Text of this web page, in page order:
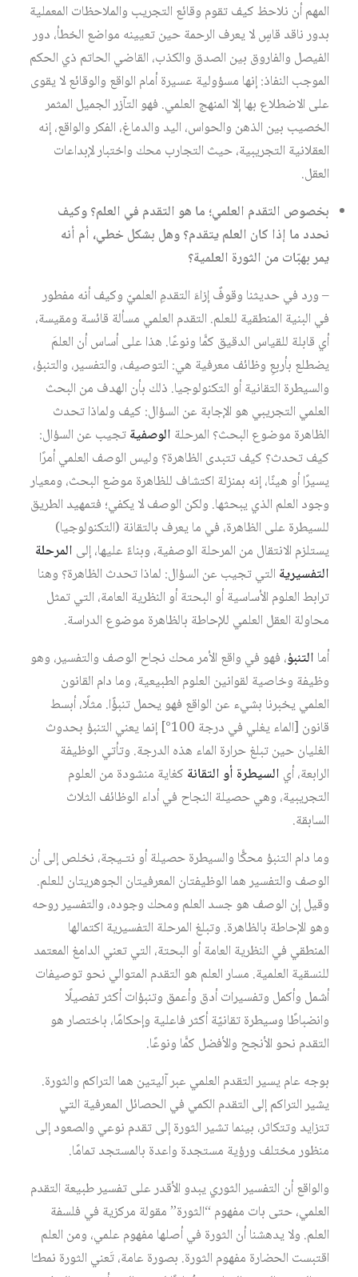
المهم أن نلاحظ كيف تقوم وقائع التجريب والملاحظات المعملية
بدور ناقد قاسٍ لا يعرف الرحمة حين تعيينه مواضع الخطأ، دور
الفيصل والفاروق بين الصدق والكذب، القاضي الحاتم ذي الحكم
الموجب النفاذ: إنها مسؤولية عسيرة أمام الواقع والوقائع لا يقوى
على الاضطلاع بها إلا المنهج العلمي. فهو التآزر الجميل المثمر
الخصيب بين الذهن والحواس، اليد والدماغ، الفكر والواقع، إنه
العقلانية التجريبية، حيث التجارب محك واختبار لإبداعات
العقل.
بخصوص التقدم العلمي؛ ما هو التقدم في العلم؟ وكيف
نحدد ما إذا كان العلم يتقدم؟ وهل بشكل خطي، أم أنه
يمر بهبّات من الثورة العلمية؟
– ورد في حديثنا وقوفٌ إزاءَ التقدمِ العلميّ وكيف أنه مفطور
في البنية المنطقية للعلم. التقدم العلمي مسألة قائسة ومقيسة،
أي قابلة للقياس الدقيق كمًّا ونوعًا. هذا على أساس أن العلمَ
يضطلع بأربعِ وظائف معرفية هي: التوصيف، والتفسير، والتنبؤ،
والسيطرة التقانية أو التكنولوجيا. ذلك بأن الهدف من البحث
العلمي التجريبي هو الإجابة عن السؤال: كيف ولماذا تحدث
الظاهرة موضوع البحث؟ المرحلة الوصفيةتجيب عن السؤال:
كيف تحدث؟ كيف تتبدى الظاهرة؟ وليس الوصف العلمي أمرًا
يسيرًا أو هينًا، إنه بمنزلة اكتشاف للظاهرة موضع البحث، ومعيار
وجود العلم الذي يبحثها. ولكن الوصف لا يكفي؛ فتمهيد الطريق
للسيطرة على الظاهرة، في ما يعرف بالتقانة (التكنولوجيا)
يستلزم الانتقال من المرحلة الوصفية، وبناءً عليها، إلى المرحلة
التفسيرية التي تجيب عن السؤال: لماذا تحدث الظاهرة؟ وهنا
ترابط العلوم الأساسية أو البحتة أو النظرية العامة، التي تمثل
محاولة العقل العلمي للإحاطة بالظاهرة موضوع الدراسة.
أما التنبؤ، فهو في واقع الأمر محك نجاح الوصف والتفسير، وهو
وظيفة وخاصية لقوانين العلوم الطبيعية، وما دام القانون
العلمي يخبرنا بشيء عن الواقع فهو يحمل تنبؤًا. مثلًا، أبسط
قانون [الماء يغلي في درجة 100°] إنما يعني التنبؤ بحدوث
الغليان حين تبلغ حرارة الماء هذه الدرجة. وتأتي الوظيفة
الرابعة، أي السيطرة أو التقانة كغاية منشودة من العلوم
التجريبية، وهي حصيلة النجاح في أداء الوظائف الثلاث
السابقة.
وما دام التنبؤ محكًّا والسيطرة حصيلة أو نتـيجة، نخلص إلى أن
الوصف والتفسير هما الوظيفتان المعرفيتان الجوهريتان للعلم.
وقيل إن الوصف هو جسد العلم ومحك وجوده، والتفسير روحه
وهو الإحاطة بالظاهرة. وتبلغ المرحلة التفسيرية اكتمالها
المنطقي في النظرية العامة أو البحتة، التي تعني الدامغ المعتمد
للنسقية العلمية. مسار العلم هو التقدم المتوالي نحو توصيفات
أشمل وأكمل وتفسيرات أدق وأعمق وتنبؤات أكثر تفصيلًا
وانضباطًا وسيطرة تقانيّة أكثر فاعلية وإحكامًا، باختصار هو
التقدم نحو الأنجح والأفضل كمًّا ونوعًا.
بوجه عام يسير التقدم العلمي عبر آليتين هما التراكم والثورة.
يشير التراكم إلى التقدم الكمي في الحصائل المعرفية التي
تتزايد وتتكاثر، بينما تشير الثورة إلى تقدم نوعي والصعود إلى
منظور مختلف ورؤية مستجدة واعدة بالمستجد تمامًا.
والواقع أن التفسير الثوري يبدو الأقدر على تفسير طبيعة التقدم
العلمي، حتى بات مفهوم “الثورة” مقولة مركزية في فلسفة
العلم. ولا يدهشنا أن الثورة في أصلها مفهوم علمي، ومن العلم
اقتبست الحضارة مفهوم الثورة. بصورة عامة، تَعني الثورة نمطـًا